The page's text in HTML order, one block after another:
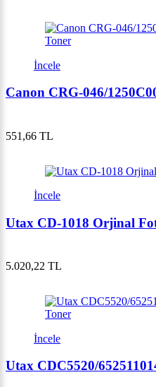
İncele
Canon CRG-046/
551,66 TL
İncele
Utax CD-1018 Orjinal
5.020,22 TL
İncele
Utax CDC5520/